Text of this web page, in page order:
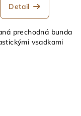
Detail
prechodná bunda
vsadkami